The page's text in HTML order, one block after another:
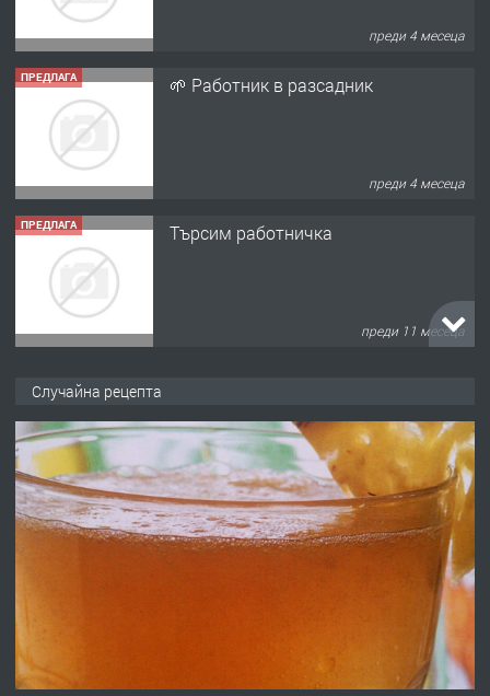
преди 4 месеца
ПРЕДЛАГА 🌱 Работник в разсадник
преди 4 месеца
ПРЕДЛАГА Търсим работничка
преди 11 месеца
преди 1 година
ПРЕДЛАГА Работа за общи работници
преди 1 година
ПРЕДЛАГА
Първи поход "По стъпките на Ангел
Случайна рецепта